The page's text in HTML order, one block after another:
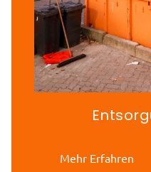
Mehr Erfahren